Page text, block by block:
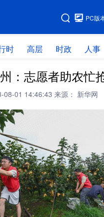
PC版
时 高层 时政 人事
网站地图
高层 时政
财经 网评
思客智库
科创 量子
书画 健康
视频 图片
中央文件 金融
：志愿者助农忙
08-01 14:46:43 来源： 新华网